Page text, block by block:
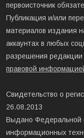
первоисточник
Публикация и/или
материалов издания
аккаунтах в любых
разрешения
правовой
Свидетельство о
26.08.2013
Выдано Федеральной
информационных